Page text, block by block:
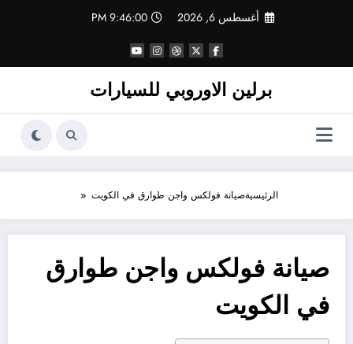
أغسطس 6, 2026 9:46:00 PM
برلين الاوروبي للسيارات
الرئيسيةصيانة فولكس واجن طوارق في الكويت
صيانة فولكس واجن طوارق
في الكويت